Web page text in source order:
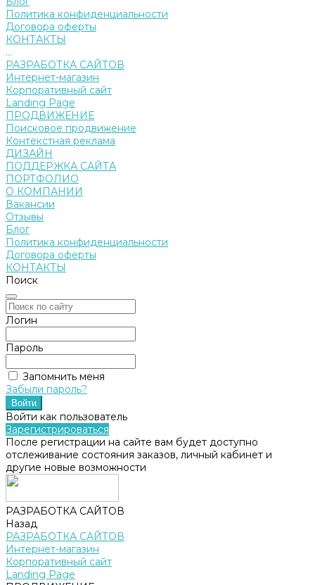
Политика конфиденциальности
Договора оферты
КОНТАКТЫ
...
РАЗРАБОТКА САЙТОВ
Интернет-магазин
Корпоративный сайт
Landing Page
ПРОДВИЖЕНИЕ
Поисковое продвижение
Контекстная реклама
ДИЗАЙН
ПОДДЕРЖКА САЙТА
ПОРТФОЛИО
О КОМПАНИИ
Вакансии
Отзывы
Блог
Политика конфиденциальности
Договора оферты
КОНТАКТЫ
Поиск
Логин
Пароль
Запомнить меня
Забыли пароль?
Войти как пользователь
Зарегистрироваться
После регистрации на сайте вам будет доступно
отслеживание состояния заказов, личный кабинет и
другие новые возможности
РАЗРАБОТКА САЙТОВ
Назад
РАЗРАБОТКА САЙТОВ
Интернет-магазин
Корпоративный сайт
Landing Page